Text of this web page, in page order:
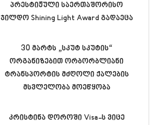
პრესტიჟული საერთაშორისო
ჯილდო Shining Light Award გადაეცა
30 მარტს „სკუტ სკუტის“
ორგანიზებით ორბორბლიანი
ტრანსპორტის მძღოლი ქალების
მსვლელობა მოეწყობა
კრისტინა დოროში Visa-ს ვიცე